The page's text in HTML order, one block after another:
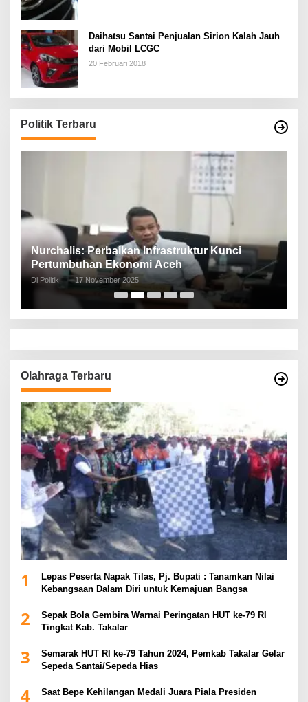
Daihatsu Santai Penjualan Sirion Kalah Jauh
dari Mobil LCGC
20 Februari 2018
Politik Terbaru
Nurchalis: Perbaikan Infrastruktur Kunci
Pertumbuhan Ekonomi Aceh
Di Politik | 17 November 2025
Olahraga Terbaru
1
Lepas Peserta Napak Tilas, Pj. Bupati : Tanamkan Nilai
Kebangsaan Dalam Diri untuk Kemajuan Bangsa
2
Sepak Bola Gembira Warnai Peringatan HUT ke-79 RI
Tingkat Kab. Takalar
3
Semarak HUT RI ke-79 Tahun 2024, Pemkab Takalar Gelar
Sepeda Santai/Sepeda Hias
4 Saat Bepe Kehilangan Medali Juara Piala Presiden